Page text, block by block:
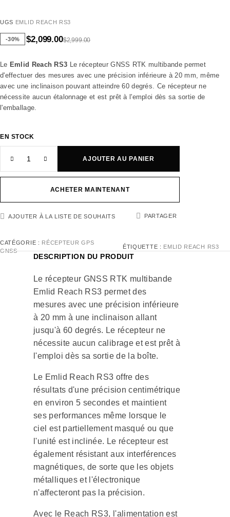
UGS EMLID REACH RS3
-30% $2,999.00
$2,099.00
Le Emlid Reach RS3 Le récepteur GNSS RTK multibande permet
d'effectuer des mesures avec une précision inférieure à 20 mm, même
avec une inclinaison pouvant atteindre 60 degrés. Ce récepteur ne
nécessite aucun étalonnage et est prêt à l'emploi dès sa sortie de
l'emballage.
EN STOCK
AJOUTER AU PANIER
ACHETER MAINTENANT
AJOUTER À LA LISTE DE SOUHAITS PARTAGER
CATÉGORIE : RÉCEPTEUR GPS
GNSS
ÉTIQUETTE : EMLID REACH RS3
DESCRIPTION DU PRODUIT
Le récepteur GNSS RTK multibande
Emlid Reach RS3 permet des
mesures avec une précision inférieure
à 20 mm à une inclinaison allant
jusqu'à 60 degrés. Le récepteur ne
nécessite aucun calibrage et est prêt à
l'emploi dès sa sortie de la boîte.
Le Emlid Reach RS3 offre des
résultats d'une précision centimétrique
en environ 5 secondes et maintient
ses performances même lorsque le
ciel est partiellement masqué ou que
l'unité est inclinée. Le récepteur est
également résistant aux interférences
magnétiques, de sorte que les objets
métalliques et l'électronique
n'affecteront pas la précision.
Avec le Reach RS3, l'alimentation est